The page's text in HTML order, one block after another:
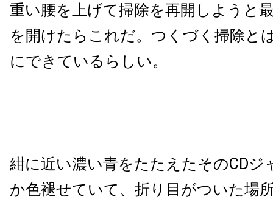
重い腰を上げて掃除を再開しようと
を開けたらこれだ。つくづく掃除と
にできているらしい。
紺に近い濃い青をたたえたそのCDジ
か色褪せていて、折り目がついた場